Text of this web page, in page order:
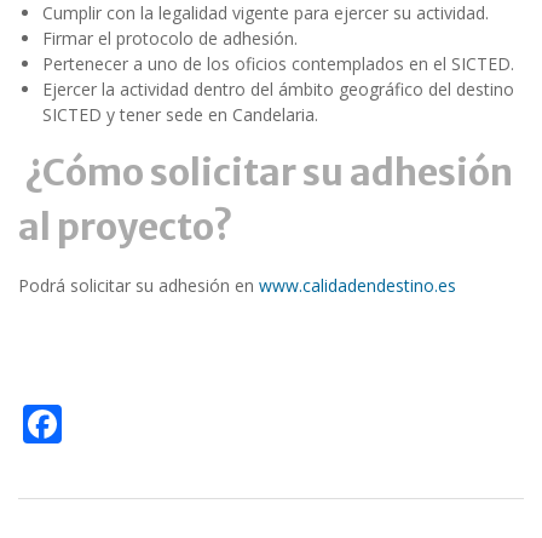
Cumplir con la legalidad vigente para ejercer su actividad.
Firmar el protocolo de adhesión.
Pertenecer a uno de los oficios contemplados en el SICTED.
Ejercer la actividad dentro del ámbito geográfico del destino
SICTED y tener sede en Candelaria.
¿Cómo solicitar su adhesión
al proyecto?
Podrá solicitar su adhesión en www.calidadendestino.es
e